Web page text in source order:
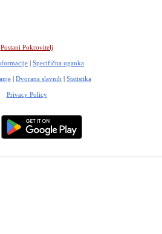
Postani Pokrovitelj
| Specifična uganka
| Dvorana slavnih | Statistika
Privacy Policy